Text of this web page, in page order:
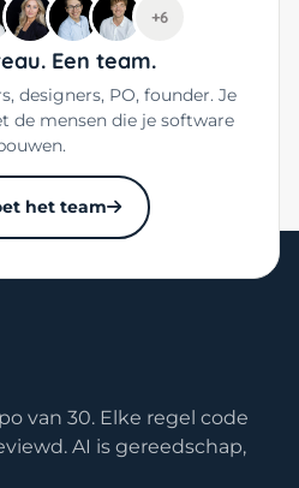
+6
Een team.
designers, PO, founder. Je
de mensen die je software
het team
van 30. Elke regel code
AI is gereedschap,